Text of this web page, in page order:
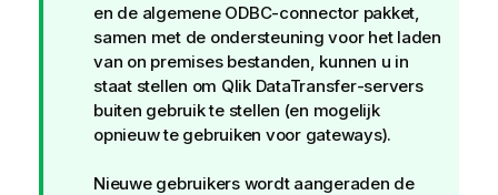
en de algemene ODBC-connector pakket
samen met de ondersteuning voor het laden
van on premises bestanden, kunnen u in
staat stellen om Qlik DataTransfer-servers
buiten gebruik te stellen (en mogelijk
opnieuw te gebruiken voor gateways).
Nieuwe gebruikers wordt aangeraden de